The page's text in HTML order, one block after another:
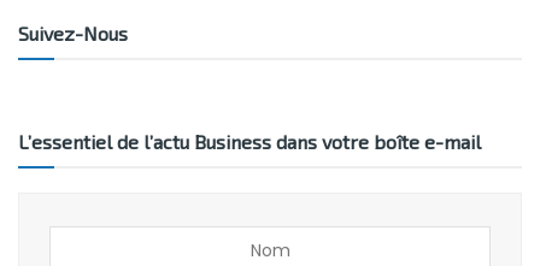
Suivez-Nous
L’essentiel de l’actu Business dans votre boîte e-mail